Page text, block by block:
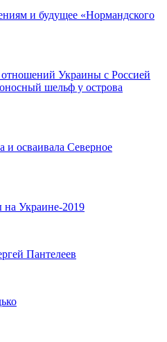
и будущее «Нормандского
Украины с Россией
шельф у острова
и осваивала Северное
на Украине-2019
Пантелеев